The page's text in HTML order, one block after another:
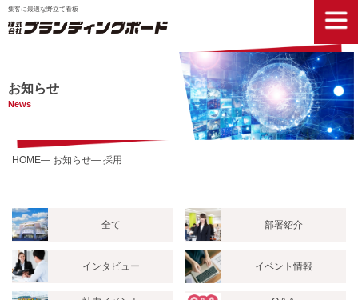
集客に最適な野立て看板
お知らせ
News
HOME お知らせ 採用
全て 部署紹介
インタビュー イベント情報